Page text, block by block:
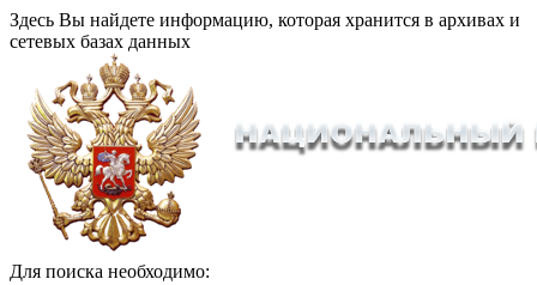
Здесь Вы найдете информацию, которая хранится в архивах и
сетевых базах данных
Для поиска необходимо: